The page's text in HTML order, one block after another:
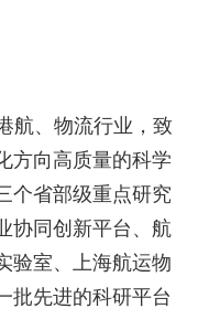
航、物流行业，致
方向高质量的科学
个省部级重点研究
协同创新平台、航
验室、上海航运物
批先进的科研平台